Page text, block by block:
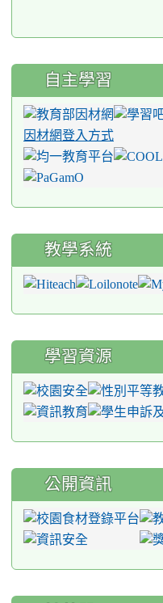
自主學習
因材網登入方式
教學系統
學習資源
公開資訊